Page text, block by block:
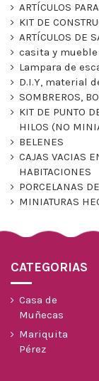
ARTÍCULOS
KIT DE
ARTÍCULOS DE
casita y mueble
Lampara de
D.I.Y, material
SOMBREROS,
KIT DE PUNTO
HILOS (NO
BELENES
CAJAS VACIAS
HABITACIONES
PORCELANAS
MINIATURAS
CATEGORIAS
Casa de
Muñecas
Mariquita
Pérez